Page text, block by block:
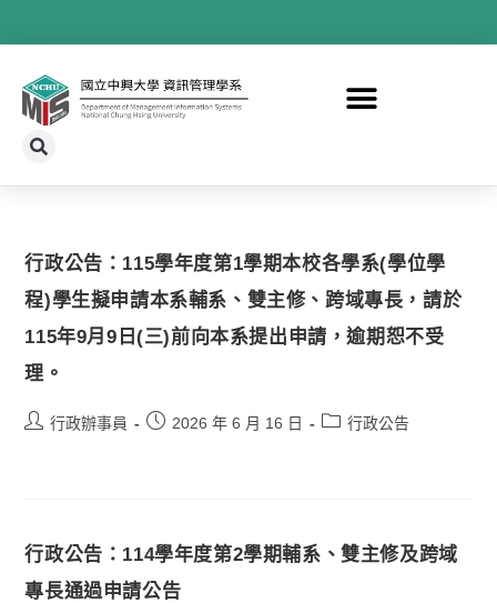
行政公告：115學年度第1學期本校各學系(學位學
程)學生擬申請本系輔系、雙主修、跨域專長，請於
115年9月9日(三)前向本系提出申請，逾期恕不受
理。
行政辦事員 2026 年 6 月 16 日 行政公告
行政公告：114學年度第2學期輔系、雙主修及跨域
專長通過申請公告